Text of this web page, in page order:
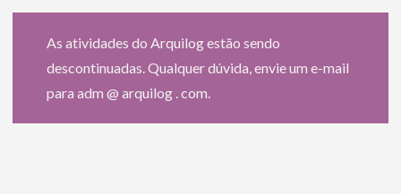
As atividades do Arquilog estão sendo
descontinuadas. Qualquer dúvida, envie um e-mail
para adm @ arquilog . com.